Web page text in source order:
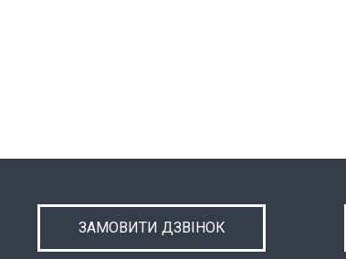
ЗАМОВИТИ ДЗВІНОК